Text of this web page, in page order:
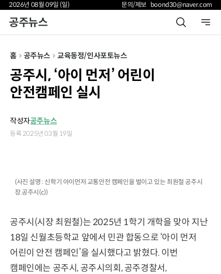
2026년 08월 09일 (일) 문의/제보 boond30@naver.com
공주뉴스
홈 공주뉴스 교육동정/인사포토뉴스
공주시, ‘아이 먼저’ 어린이
안전캠페인 실시
작성자공주뉴스
등록 2025년 03월 19일
(사진 설명 : 신학기 아이먼저 교통안전 캠페인을 벌이고 있는 최원철 공주시
장.공주시(c))
공주시(시장 최원철)는 2025년 1학기 개학을 맞아 지난
18일 신월초등학교 앞에서 민관 합동으로 ‘아이 먼저
어린이 안전 캠페인’을 실시했다고 밝혔다. 이번
캠페인에는 공주시, 공주시의회, 공주경찰서,